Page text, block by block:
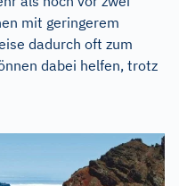
mit geringerem
dadurch oft zum
dabei helfen, trotz